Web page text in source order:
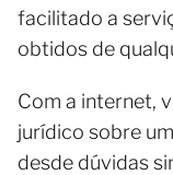
facilitado a
obtidos de
Com a internet,
jurídico sobre
desde dúvidas